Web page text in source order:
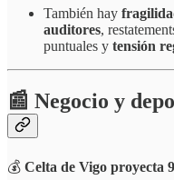
También hay
auditores,
puntuales y tensión
📰 Negocio y
💰 Celta de Vigo proyecta